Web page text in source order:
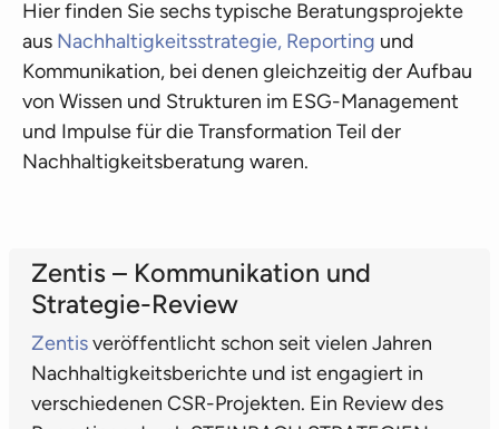
Hier finden Sie sechs typische Beratungsprojekte
aus Nachhaltigkeitsstrategie, Reporting und
Kommunikation, bei denen gleichzeitig der Aufbau
von Wissen und Strukturen im ESG-Management
und Impulse für die Transformation Teil der
Nachhaltigkeitsberatung waren.
Zentis – Kommunikation und
Strategie-Review
Zentisveröffentlicht schon seit vielen Jahren
Nachhaltigkeitsberichte und ist engagiert in
verschiedenen CSR-Projekten. Ein Review des